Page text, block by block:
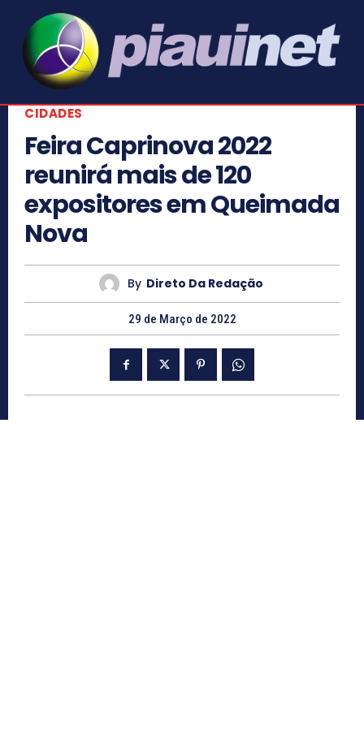
CIDADES
Feira Caprinova 2022
reunirá mais de 120
expositores em Queimada
Nova
By Direto Da Redação
29 de Março de 2022